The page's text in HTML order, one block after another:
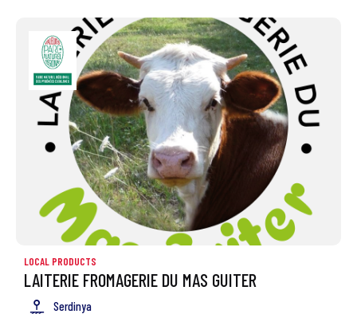
LOCAL PRODUCTS
LAITERIE FROMAGERIE DU MAS GUITER
Serdinya